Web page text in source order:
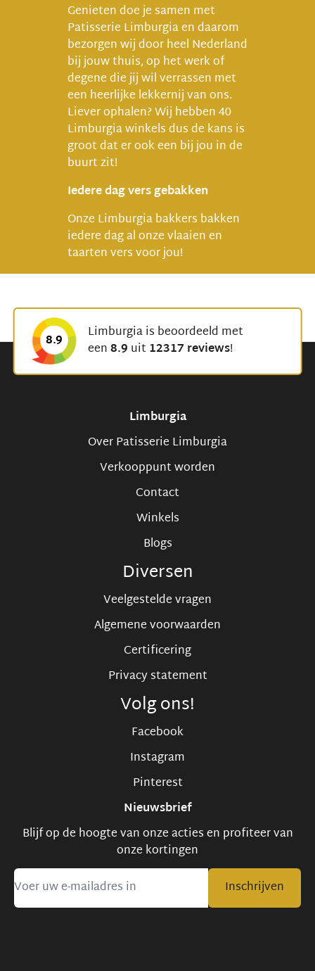
Genieten doe je samen met
Patisserie Limburgia en daarom
bezorgen wij door heel Nederland
bij jouw thuis, op het werk of
degene die jij wil verrassen met
een heerlijke lekkernij van ons.
Liever ophalen? Wij hebben 40
Limburgia winkels dus de kans is
groot dat er ook een bij jou in de
buurt zit!
Iedere dag vers gebakken
Onze Limburgia bakkers bakken
iedere dag al onze vlaaien en
taarten vers voor jou!
8.9
Limburgia is beoordeeld met
een8.9 uit12317 reviews!
Limburgia
Over Patisserie Limburgia
Verkooppunt worden
Contact
Winkels
Blogs
Diversen
Veelgestelde vragen
Algemene voorwaarden
Certificering
Privacy statement
Volg ons!
Facebook
Instagram
Pinterest
Nieuwsbrief
Blijf op de hoogte van onze acties en profiteer van
onze kortingen
Inschrijven